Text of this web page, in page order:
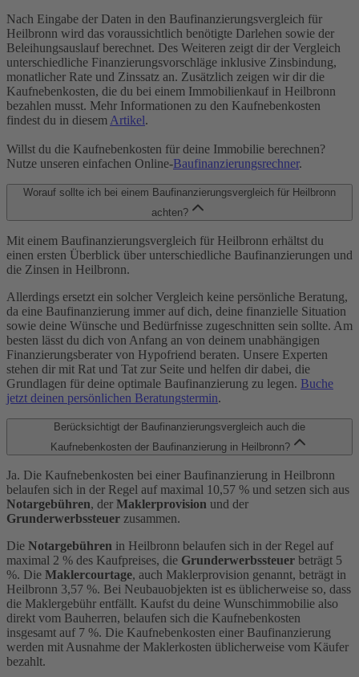
Nach Eingabe der Daten in den Baufinanzierungsvergleich für
Heilbronn wird das voraussichtlich benötigte Darlehen sowie der
Beleihungsauslauf berechnet. Des Weiteren zeigt dir der Vergleich
unterschiedliche Finanzierungsvorschläge inklusive Zinsbindung,
monatlicher Rate und Zinssatz an. Zusätzlich zeigen wir dir die
Kaufnebenkosten, die du bei einem Immobilienkauf in Heilbronn
bezahlen musst. Mehr Informationen zu den Kaufnebenkosten
findest du in diesem Artikel.
Willst du die Kaufnebenkosten für deine Immobilie berechnen?
Nutze unseren einfachen Online-Baufinanzierungsrechner.
Worauf sollte ich bei einem Baufinanzierungsvergleich für Heilbronn
achten?
Mit einem Baufinanzierungsvergleich für Heilbronn erhältst du
einen ersten Überblick über unterschiedliche Baufinanzierungen und
die Zinsen in Heilbronn.
Allerdings ersetzt ein solcher Vergleich keine persönliche Beratung,
da eine Baufinanzierung immer auf dich, deine finanzielle Situation
sowie deine Wünsche und Bedürfnisse zugeschnitten sein sollte. Am
besten lässt du dich von Anfang an von deinem unabhängigen
Finanzierungsberater von Hypofriend beraten. Unsere Experten
stehen dir mit Rat und Tat zur Seite und helfen dir dabei, die
Grundlagen für deine optimale Baufinanzierung zu legen. Buche
jetzt deinen persönlichen Beratungstermin.
Berücksichtigt der Baufinanzierungsvergleich auch die
Kaufnebenkosten der Baufinanzierung in Heilbronn?
Ja. Die Kaufnebenkosten bei einer Baufinanzierung in Heilbronn
belaufen sich in der Regel auf maximal 10,57 % und setzen sich aus
Notargebühren, der Maklerprovision und der
Grunderwerbssteuer zusammen.
Die Notargebühren in Heilbronn belaufen sich in der Regel auf
maximal 2 % des Kaufpreises, die Grunderwerbssteuer beträgt 5
%. Die Maklercourtage, auch Maklerprovision genannt, beträgt in
Heilbronn 3,57 %. Bei Neubauobjekten ist es üblicherweise so, dass
die Maklergebühr entfällt. Kaufst du deine Wunschimmobilie also
direkt vom Bauherren, belaufen sich die Kaufnebenkosten
insgesamt auf 7 %. Die Kaufnebenkosten einer Baufinanzierung
werden mit Ausnahme der Maklerkosten üblicherweise vom Käufer
bezahlt.